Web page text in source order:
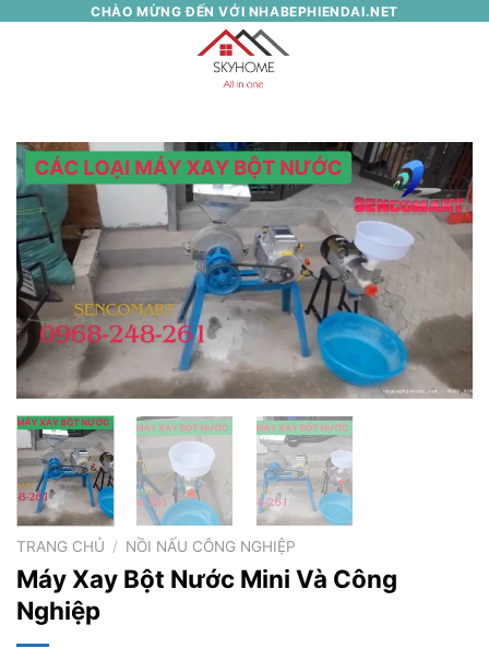
CHÀO MỪNG ĐẾN VỚI NHABEPHIENDAI.NET
TRANG CHỦ / NỒI NẤU CÔNG NGHIỆP
Máy Xay Bột Nước Mini Và Công
Nghiệp